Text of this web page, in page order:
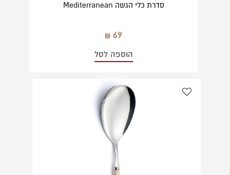
סדרת כלי הגשה Mediterranean
69
הוספה לסל